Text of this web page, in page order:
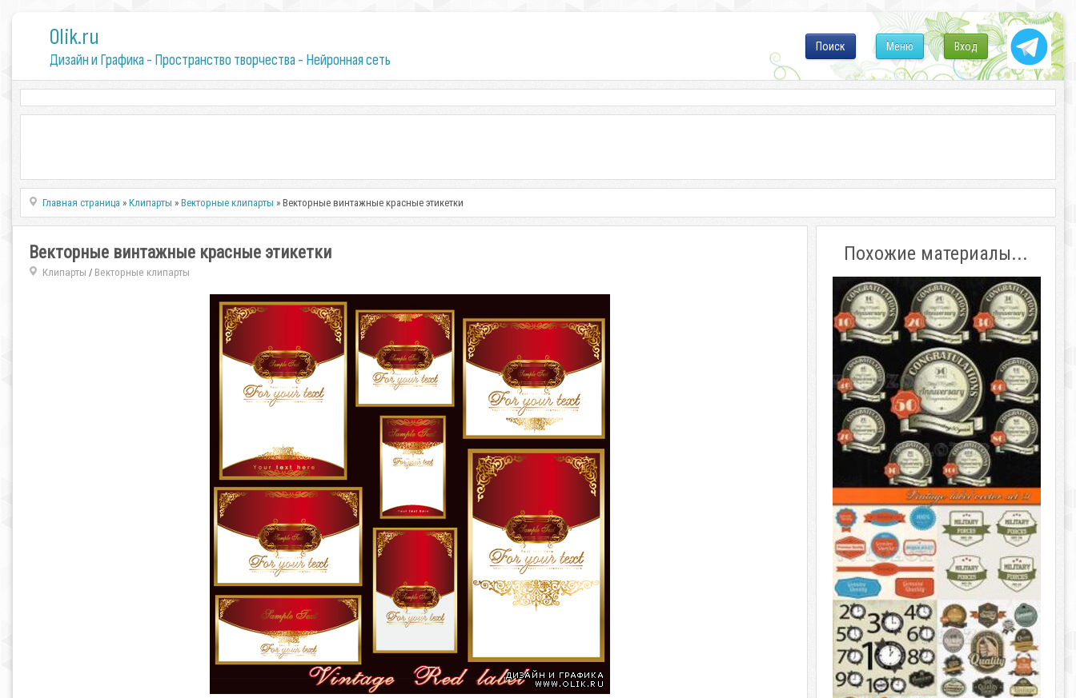
0lik.ru
Дизайн и Графика - Пространство творчества - Нейронная сеть
Вход
Меню
Поиск
Главная страница »Клипарты »Векторные клипарты » Векторные винтажные красные этикетки
Векторные винтажные красные этикетки
Клипарты / Векторные клипарты
Похожие материалы...